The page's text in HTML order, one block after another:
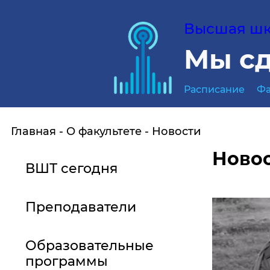
Высшая
Мы
Расписание
Главная О факультете Новости
ВШТ сегодня
Преподаватели
Образовательные
программы